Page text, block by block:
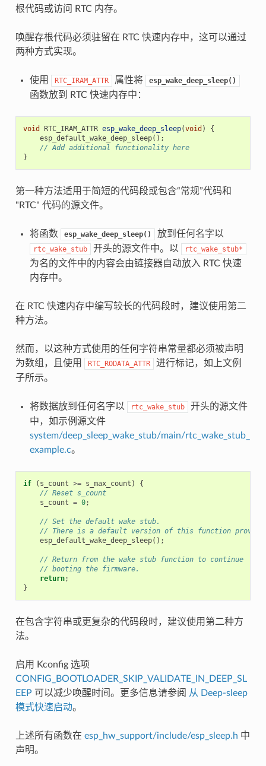
根代码或访问 RTC 内存。
唤醒存根代码必须驻留在 RTC 快速内存中，这可以通过
两种方式实现。
使用 RTC_IRAM_ATTR 属性将 esp_wake_deep_sleep()
函数放到 RTC 快速内存中：
void RTC_IRAM_ATTR esp_wake_deep_sleep(void )
{
esp_default_wake_deep_sleep();
// Add additional functionality here
}
第一种方法适用于简短的代码段或包含“常规”代码和
"RTC" 代码的源文件。
将函数 esp_wake_deep_sleep() 放到任何名字以
rtc_wake_stub 开头的源文件中。以 rtc_wake_stub*
为名的文件中的内容会由链接器自动放入 RTC 快速
内存中。
在 RTC 快速内存中编写较长的代码段时，建议使用第二
种方法。
然而，以这种方式使用的任何字符串常量都必须被声明
为数组，且使用
RTC_RODATA_ATTR
进行标记，如上文例
子所示。
将数据放到任何名字以 rtc_wake_stub
开头的源文件
中，如示例源文件
system/deep_sleep_wake_stub/main/rtc_wake_stub_
example.c。
if ( s_count >= s_max_count )
{
// Reset s_count
s_count = 0;
// Set the default wake stub.
// There is a default version of this function
esp_default_wake_deep_sleep();
// Return from the wake stub function to continue
// booting the firmware.
return;
}
在包含字符串或更复杂的代码段时，建议使用第二种方
法。
启用 Kconfig 选项
CONFIG_BOOTLOADER_SKIP_VALIDATE_IN_DEEP_SL
EEP 可以减少唤醒时间。更多信息请参阅 从 Deep-sleep
模式快速启动。
上述所有函数在 esp_hw_support/include/esp_sleep.h 中
声明。